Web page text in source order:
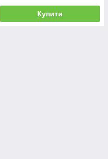
Купити